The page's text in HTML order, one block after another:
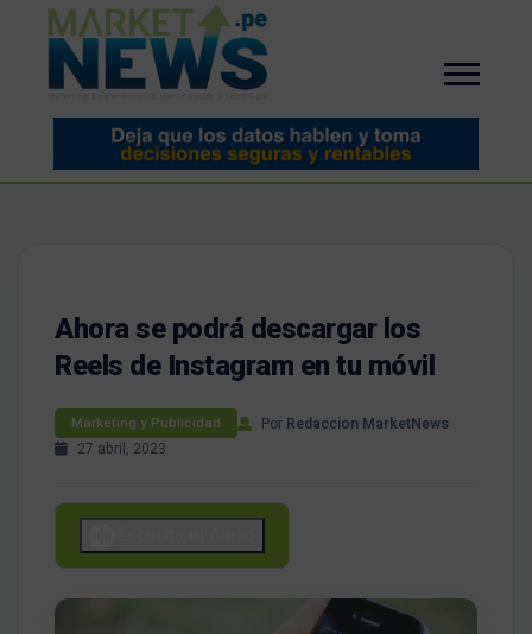
Ahora se podrá descargar los
Reels de Instagram en tu móvil
Marketing y Publicidad Por Redaccion MarketNews
27 abril, 2023